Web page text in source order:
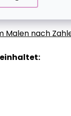
Malen nach